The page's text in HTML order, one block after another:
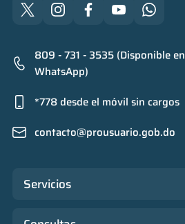
809 - 731 - 3535 (Disponible en
WhatsApp)
*778 desde el móvil sin cargos
contacto@prousuario.gob.do
Servicios